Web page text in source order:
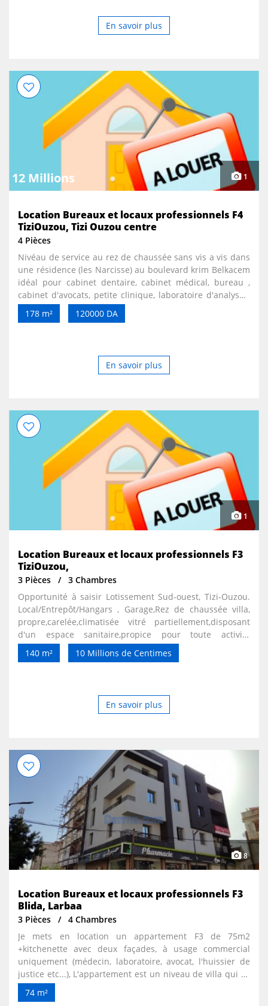
TRAFFIC ROUTIER QUOTIDIEN QUI COMMENCE DE
"NEKHLET" JUSQU'A BORDJ EL BAHRI.
En savoir plus
12 Millions 1
Location Bureaux et locaux professionnels F4
TiziOuzou, Tizi Ouzou centre
4 Pièces
Nivéau de service au rez de chaussée sans vis a vis dans
une résidence (les Narcisse) au boulevard krim Belkacem
idéal pour cabinet dentaire, cabinet médical, bureau ,
cabinet d'avocats, petite clinique, laboratoire d'analyses,
avec toutes les commodités
178 m² 120000 DA
En savoir plus
1
Location Bureaux et locaux professionnels F3
TiziOuzou,
3 Pièces
3 Chambres
Opportunité à saisir Lotissement Sud-ouest, Tizi-Ouzou.
Local/Entrepôt/Hangars , Garage,Rez de chaussée villa,
propre,carelée,climatisée vitré partiellement,disposant
d'un espace sanitaire,propice pour toute activité
raisonnable sans trop de nuisance ou de
stockage.Quartier résidentiel disposant de 02 façades ,à
Disponible de suite. Paiement 01année d'avance
renouvelable. Pour plus d'informations ou éventuelle
locataire.
140 m² 10 Millions de Centimes
En savoir plus
8
Location Bureaux et locaux professionnels F3
Blida, Larbaa
3 Pièces
4 Chambres
Je mets en location un appartement F3 de 75m2
+kitchenette avec deux façades, à usage commercial
uniquement (médecin, laboratoire, avocat, l'huissier de
justice etc...), L'appartement est un niveau de villa qui se
trouve au 1er étage, une pharmacie se trouve juste en
bas de l'appartement, elle est située dans une zone
74 m²